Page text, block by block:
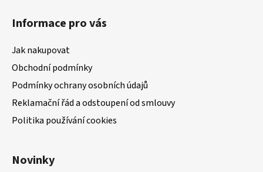
Informace pro vás
Jak nakupovat
Obchodní podmínky
Podmínky ochrany osobních údajů
Reklamační řád a odstoupení od smlouvy
Politika používání cookies
Novinky